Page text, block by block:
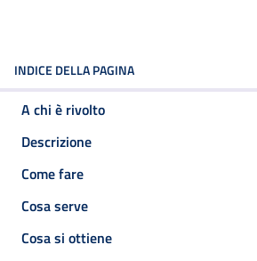
INDICE DELLA PAGINA
A chi è rivolto
Descrizione
Come fare
Cosa serve
Cosa si ottiene